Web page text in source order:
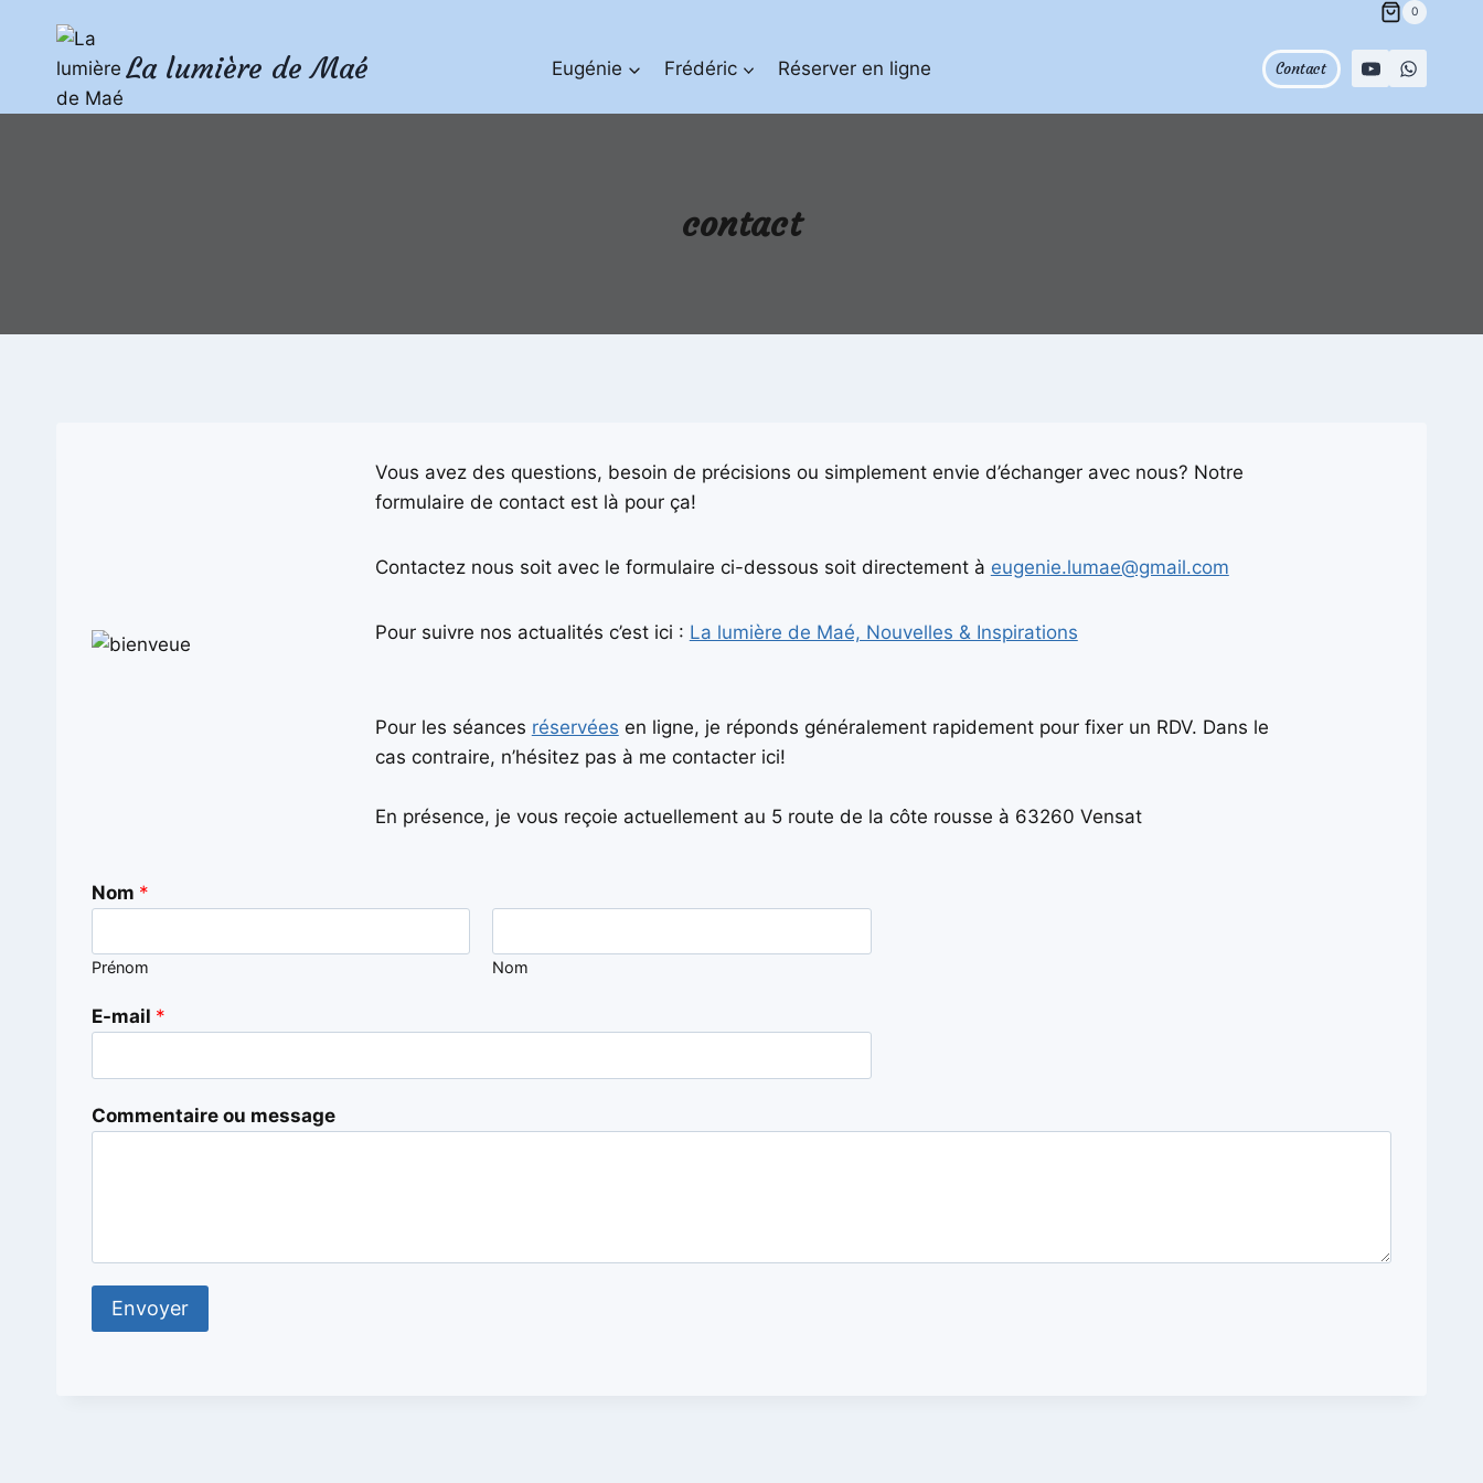
contenu
0
La lumière de Maé Eugénie Frédéric Réserver en ligne Contact
contact
Vous avez des questions, besoin de précisions ou simplement envie d’échanger avec nous? Notre
formulaire de contact est là pour ça!
Contactez nous soit avec le formulaire ci-dessous soit directement à eugenie.lumae@gmail.com
Pour suivre nos actualités c’est ici : La lumière de Maé, Nouvelles & Inspirations
Pour les séances réservées en ligne, je réponds généralement rapidement pour fixer un RDV. Dans le
cas contraire, n’hésitez pas à me contacter ici!
En présence, je vous reçoie actuellement au 5 route de la côte rousse à 63260 Vensat
N
o
o
m
s
Nom *
Prénom Nom
E-mail *
Commentaire ou message
Envoyer